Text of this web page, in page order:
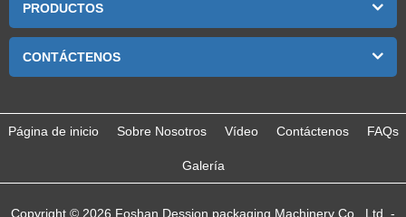
PRODUCTOS
CONTÁCTENOS
Página de inicio Sobre Nosotros Vídeo Contáctenos FAQs
Galería
Copyright © 2026 Foshan Dession packaging Machinery Co., Ltd. -